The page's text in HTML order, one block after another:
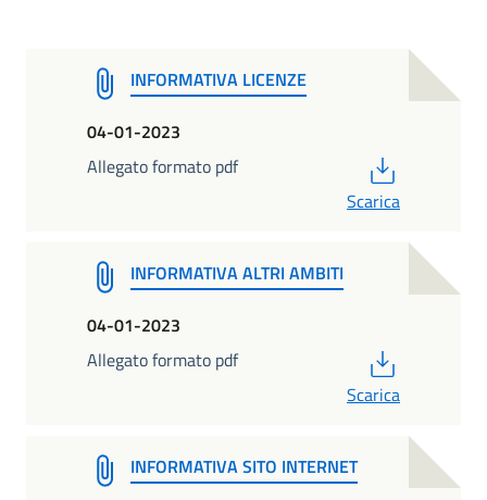
INFORMATIVA LICENZE
04-01-2023
Allegato formato pdf
Scarica
INFORMATIVA ALTRI AMBITI
04-01-2023
Allegato formato pdf
Scarica
INFORMATIVA SITO INTERNET